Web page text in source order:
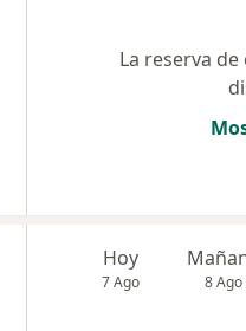
La reserva
Hoy
7 Ago 8 Ago